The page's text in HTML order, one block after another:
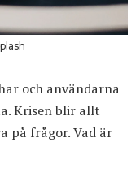
och användarna
Krisen blir allt
på frågor. Vad är